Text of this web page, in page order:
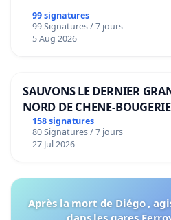
99 signatures
99 Signatures / 7 jours
5 Aug 2026
SAUVONS LE DERNIER
NORD DE CHENE-
158 signatures
80 Signatures / 7 jours
27 Jul 2026
Après la mort de Diégo ,
dans les gares